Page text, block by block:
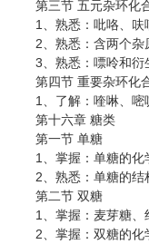
第三节 五元杂环化
1、熟悉：吡咯、呋
2、熟悉：含两个杂
3、熟悉：嘌呤和衍
第四节 重要杂环化
1、了解：喹啉、嘧
第十六章 糖类
第一节 单糖
1、掌握：单糖的化
2、熟悉：单糖的结
第二节 双糖
1、掌握：麦芽糖、
2、掌握：双糖的化